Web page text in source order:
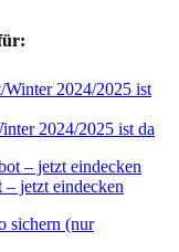
2024/2025 ist da
jetzt eindecken